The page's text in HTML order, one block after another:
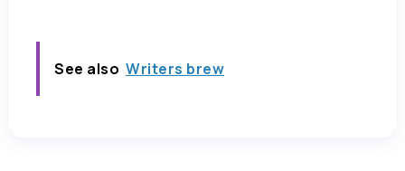
See also Writers brew